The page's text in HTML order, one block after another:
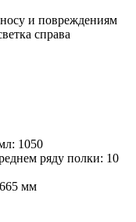
и повреждениям
справа
1050
ряду полки: 10
мм